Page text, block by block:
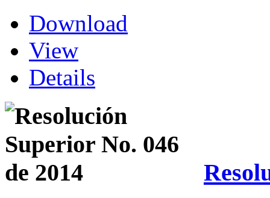
Download
View
Details